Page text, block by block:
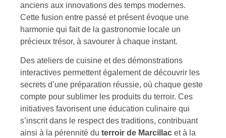
anciens aux innovations des temps modernes.
Cette fusion entre passé et présent évoque une
harmonie qui fait de la gastronomie locale un
précieux trésor, à savourer à chaque instant.
Des ateliers de cuisine et des démonstrations
interactives permettent également de découvrir les
secrets d’une préparation réussie, où chaque geste
compte pour sublimer les produits du terroir. Ces
initiatives favorisent une éducation culinaire qui
s’inscrit dans le respect des traditions, contribuant
ainsi à la pérennité du terroir de Marcillac et à la